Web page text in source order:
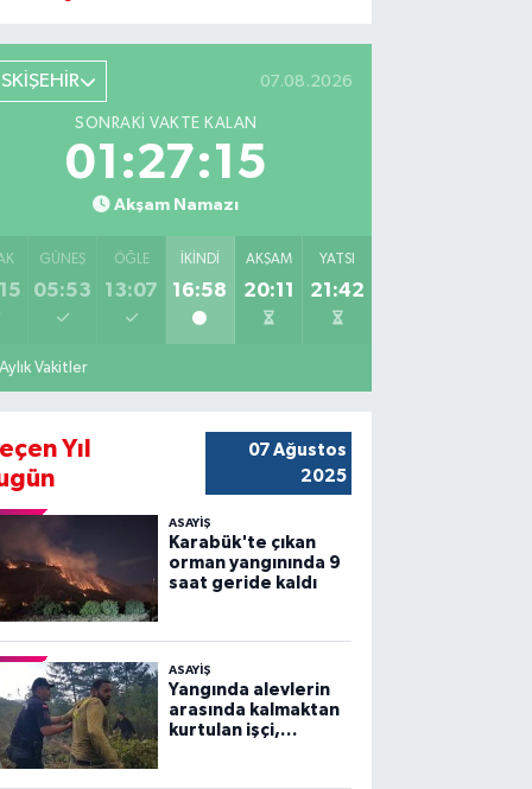
07.08.2026
SONRAKI VAKTE KALAN
01:27:14
Akşam Namazı
GÜNEŞ
05:53
ÖĞLE
13:07
İKINDI
16:58
AKŞAM
20:11
YATSI
21:42
Aylık Vakitler
Yıl
07 Ağustos
2025
ASAYİŞ
Karabük'te çıkan
orman yangınında 9
saat geride kaldı
ASAYİŞ
Yangında alevlerin
arasında kalmaktan
kurtulan işçi,